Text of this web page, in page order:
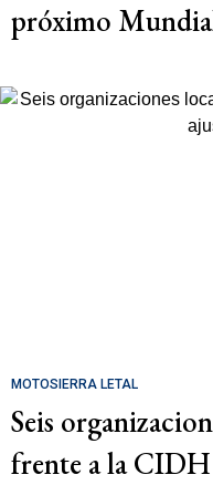
próximo
MOTOSIERRA LETAL
Seis
frente a la CIDH